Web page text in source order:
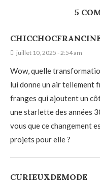
5
juillet 10, 2025 - 2:54 am
Wow, quelle
lui donne un air tellement
franges qui ajoutent un
une starlette des années
vous que ce changement
projets pour elle ?
CURIEUXDEMODE